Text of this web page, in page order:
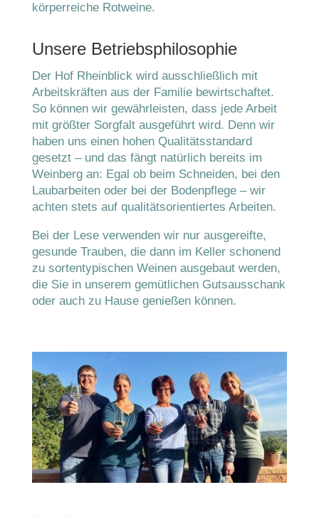
körperreiche Rotweine.
Unsere Betriebsphilosophie
Der Hof Rheinblick wird ausschließlich mit
Arbeitskräften aus der Familie bewirtschaftet.
So können wir gewährleisten, dass jede Arbeit
mit größter Sorgfalt ausgeführt wird. Denn wir
haben uns einen hohen Qualitätsstandard
gesetzt – und das fängt natürlich bereits im
Weinberg an: Egal ob beim Schneiden, bei den
Laubarbeiten oder bei der Bodenpflege – wir
achten stets auf qualitätsorientiertes Arbeiten.
Bei der Lese verwenden wir nur ausgereifte,
gesunde Trauben, die dann im Keller schonend
zu sortentypischen Weinen ausgebaut werden,
die Sie in unserem gemütlichen Gutsausschank
oder auch zu Hause genießen können.